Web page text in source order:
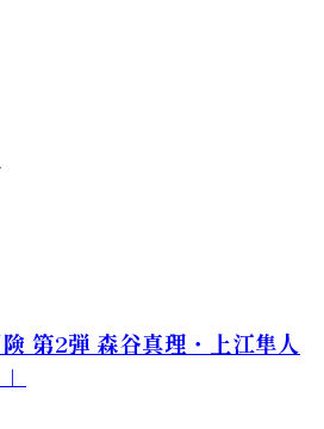
第2弾 森谷真理・上江隼人